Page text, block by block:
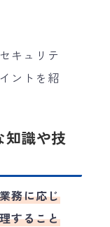
キュリテ
ントを紹
識や技
業務に応じ
すること